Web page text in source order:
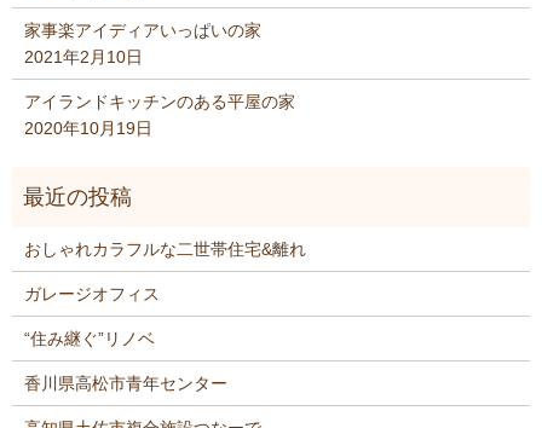
家事楽アイディアいっぱいの家
2021年2月10日
アイランドキッチンのある平屋の家
2020年10月19日
おしゃれカラフルな二世帯住宅&離れ
ガレージオフィス
“住み継ぐ”リノベ
香川県高松市青年センター